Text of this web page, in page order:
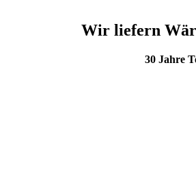
Wir liefern
30 Jahre